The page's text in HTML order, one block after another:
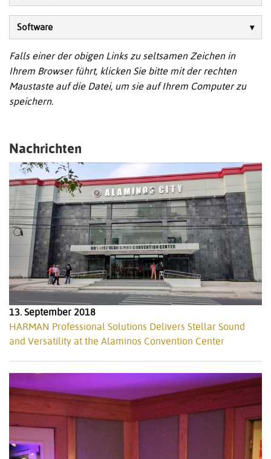
Software
Falls einer der obigen Links zu seltsamen Zeichen in
Ihrem Browser führt, klicken Sie bitte mit der rechten
Maustaste auf die Datei, um sie auf Ihrem Computer zu
speichern.
Nachrichten
13. September 2018
HARMAN Professional Solutions Delivers Stellar Sound
and Versatility at the Alaminos Convention Center